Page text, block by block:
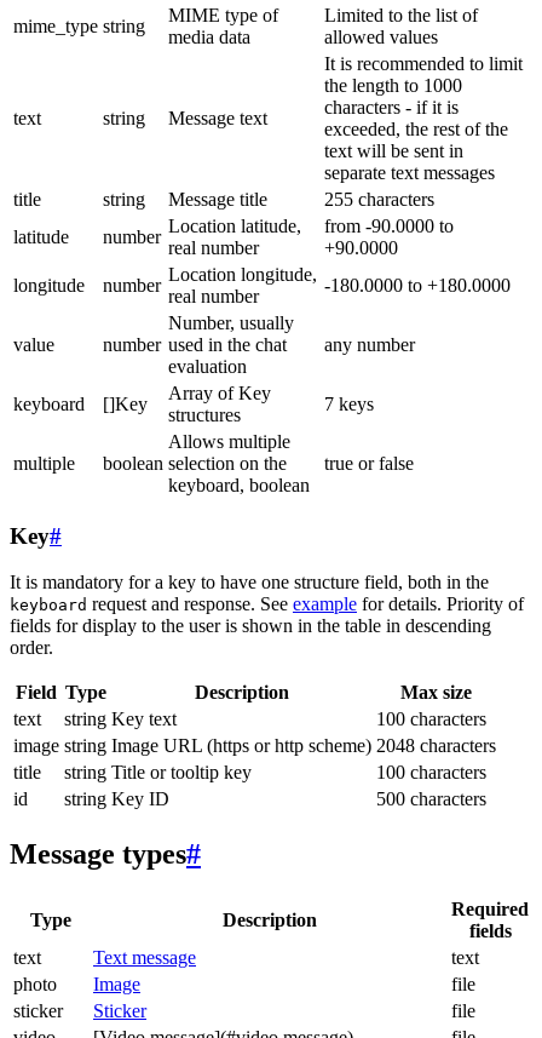
mime_type string
MIME type of
media data
Limited to the list of
allowed values
text string Message text
It is recommended to limit
the length to 1000
characters - if it is
exceeded, the rest of the
text will be sent in
separate text messages
title
string Message title
255 characters
latitude
number
Location latitude,
real number
from -90.0000 to
+90.0000
longitude
number
Location longitude,
real number
-180.0000 to +180.0000
value number
Number, usually
used in the chat
evaluation
any number
keyboard []Key
Array of Key
structures
7 keys
multiple boolean
Allows multiple
selection on the
keyboard, boolean
true or false
Key#
It is mandatory for a key to have one structure field, both in the
keyboard request and response. See example for details. Priority of
fields for display to the user is shown in the table in descending
order.
Field Type Description
Max size
text
string Key text
100 characters
image string Image URL (https or http scheme) 2048 characters
title
string Title or tooltip key
100 characters
id
string Key ID 500 characters
Message types#
Type Description
Required
fields
text
Text message
text
photo
Image
file
sticker
Sticker
file